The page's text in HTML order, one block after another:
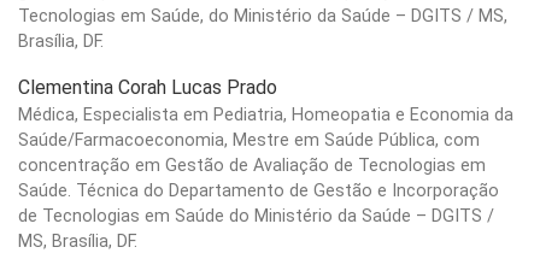
Tecnologias em Saúde, do Ministério da Saúde – DGITS / MS,
Brasília, DF.
Clementina Corah Lucas Prado
Médica, Especialista em Pediatria, Homeopatia e Economia da
Saúde/Farmacoeconomia, Mestre em Saúde Pública, com
concentração em Gestão de Avaliação de Tecnologias em
Saúde. Técnica do Departamento de Gestão e Incorporação
de Tecnologias em Saúde do Ministério da Saúde – DGITS /
MS, Brasília, DF.